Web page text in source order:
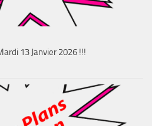
13 Janvier 2026 !!!